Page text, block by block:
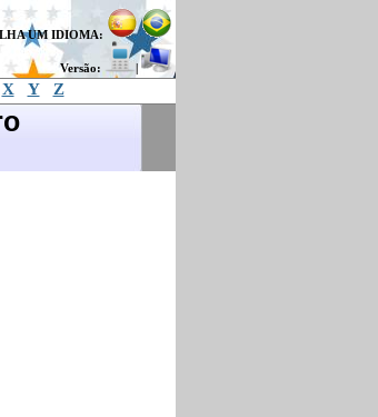
UM IDIOMA:
Versão: |
X Y Z